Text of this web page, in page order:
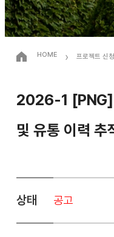
HOME › 프로젝트 신
2026-1 [PNG]
및 유통 이력 추
상태 공고